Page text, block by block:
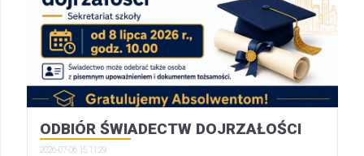
ODBIÓR ŚWIADECTW DOJRZAŁOŚCI
2026-07-06 15:11:29